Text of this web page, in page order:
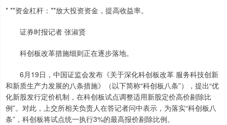
* **资金杠杆：**放大投资资金，提高收益率。
证券时报记者 张淑贤
科创板改革措施细则正在逐步落地。
6月19日，中国证监会发布《关于深化科创板改革 服务科技创新
和新质生产力发展的八条措施》（以下简称“科创板八条”），提出“优
化新股发行定价机制，在科创板试点调整适用新股定价高价剔除比
例”。对此，上交所相关负责人在答记者问中表示，为落实“科创板八
条”，科创板将试点统一执行3%的最高报价剔除比例。